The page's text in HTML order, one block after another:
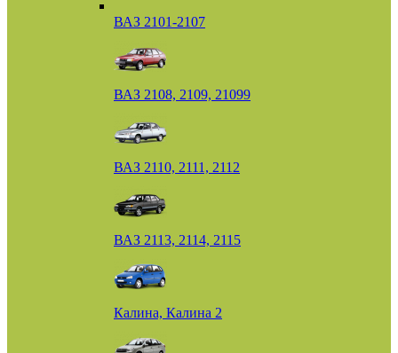
ВАЗ 2101-2107
ВАЗ 2108, 2109, 21099
ВАЗ 2110, 2111, 2112
ВАЗ 2113, 2114, 2115
Калина, Калина 2